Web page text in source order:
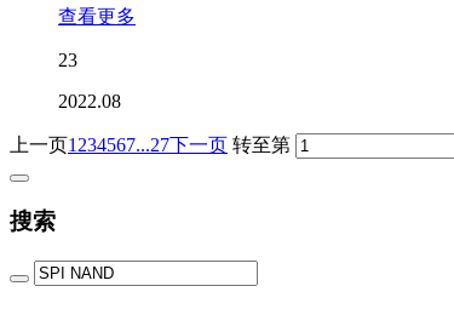
查看更多
23
2022.08
上一页1 234567...27下一页 转至第
搜索